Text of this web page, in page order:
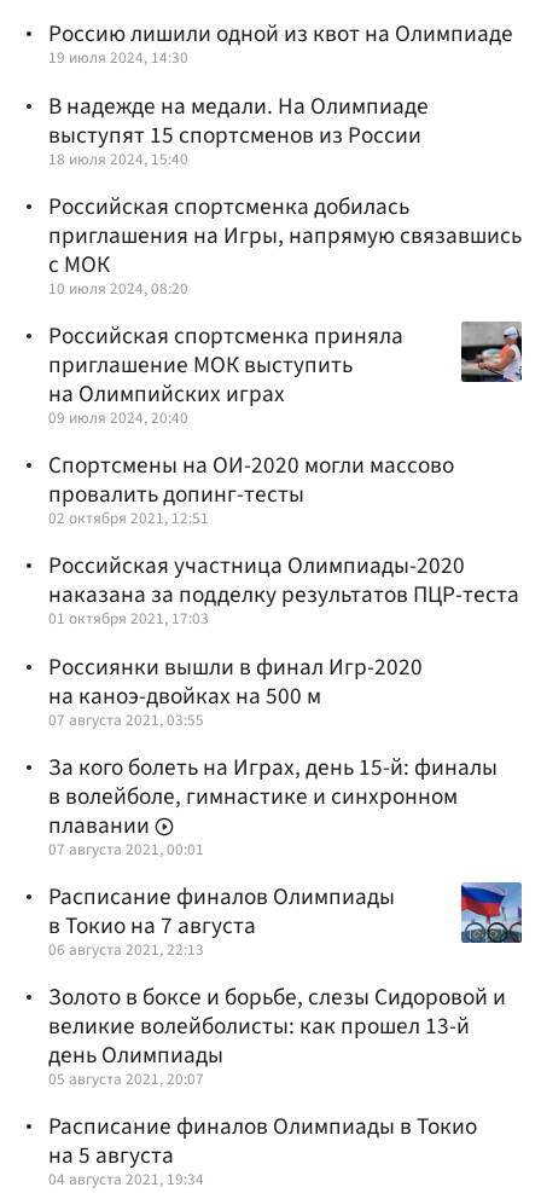
Россию лишили одной из квот на Олимпиаде
19 июля 2024, 14:30
В надежде на медали. На Олимпиаде
выступят 15 спортсменов из России
18 июля 2024, 15:40
Российская спортсменка добилась
приглашения на Игры, напрямую связавшись
с МОК
10 июля 2024, 08:20
Российская спортсменка приняла
приглашение МОК выступить
на Олимпийских играх
09 июля 2024, 20:40
Спортсмены на ОИ-2020 могли массово
провалить допинг-тесты
02 октября 2021, 12:51
Российская участница Олимпиады-2020
наказана за подделку результатов ПЦР-теста
01 октября 2021, 17:03
Россиянки вышли в финал Игр-2020
на каноэ-двойках на 500 м
07 августа 2021, 03:55
За кого болеть на Играх, день 15-й: финалы
в волейболе, гимнастике и синхронном
плавании
07 августа 2021, 00:01
Расписание финалов Олимпиады
в Токио на 7 августа
06 августа 2021, 22:13
Золото в боксе и борьбе, слезы Сидоровой и
великие волейболисты: как прошел 13-й
день Олимпиады
05 августа 2021, 20:07
Расписание финалов Олимпиады в Токио
на 5 августа
04 августа 2021, 19:34